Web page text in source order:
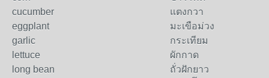
cucumber
แตงกวา
eggplant
มะเขือม่วง
garlic
กระเทียม
lettuce
ผักกาด
long bean
ถั่วฝักยาว